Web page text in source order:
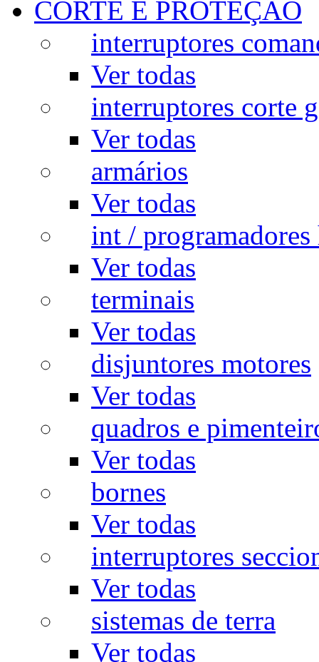
CORTE E PROTEÇÃO
interruptores
Ver todas
interruptores corte
Ver todas
armários
Ver todas
int / programadores
Ver todas
terminais
Ver todas
disjuntores motores
Ver todas
quadros e
Ver todas
bornes
Ver todas
interruptores
Ver todas
sistemas de terra
Ver todas